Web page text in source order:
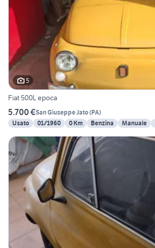
5
Fiat 500L epoca
5.700 €San Giuseppe Jato(PA)
Usato
01/1960 0 Km Benzina Manuale